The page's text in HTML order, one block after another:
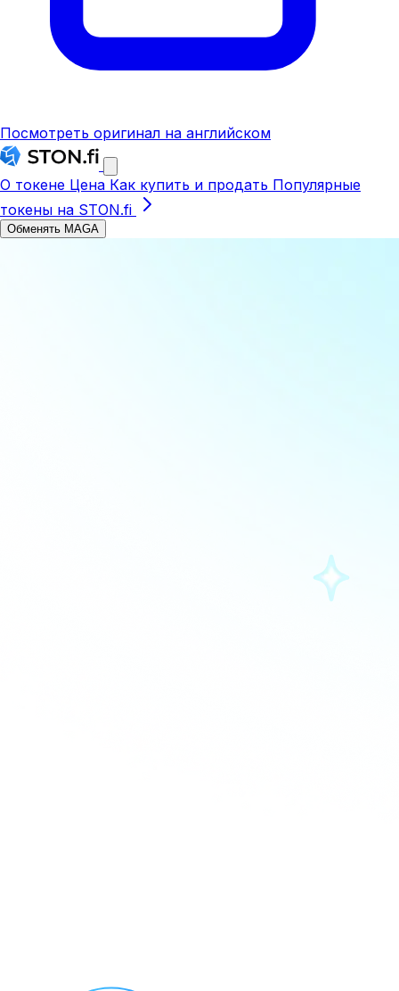
Посмотреть оригинал на английском
О токене Цена Как купить и продать Популярные
токены на STON.fi
Обменять MAGA